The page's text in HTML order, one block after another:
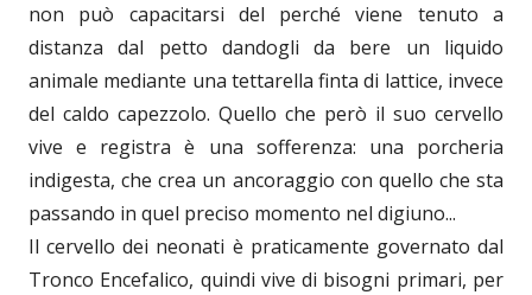
non può capacitarsi del perché viene tenuto a
distanza dal petto dandogli da bere un liquido
animale mediante una tettarella finta di lattice, invece
del caldo capezzolo. Quello che però il suo cervello
vive e registra è una sofferenza: una porcheria
indigesta, che crea un ancoraggio con quello che sta
passando in quel preciso momento nel digiuno...
Il cervello dei neonati è praticamente governato dal
Tronco Encefalico, quindi vive di bisogni primari, per